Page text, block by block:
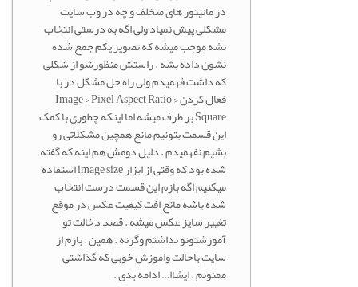
در مانیتور های منخلف و چه در وب سایت
مشکلی پیش نمیاد ولی اگه به درستی انتخاب
نشه موجب میشه که تصویر یکم جمع شده
نشون داده بشه . راستش منظورشو از شکلی
که داشت فهمیدم ولی راه حل مشکل در با
فعال کردن Image > Pixel Aspect Ratio >
Square بر طرف میشه اما اینکه چطوری با کمک
این قسمت بتونیم مانع همچین مشکلاتی رو
بشیم نفهمیدم . دلیل دومش هم اینه که گفته
شده بود که وقتی از ابزار image size استفاده
میکنیم اگه بازم این قسمت درست انتخاب
شده باشه مانع افت کیفیت عکس در موقع
تغییر سایز عکس میشه . قصد دخالت تو
آموزشتونو نداشتم وگرنه . همین . بازم از
سایت باحالت واموزش خوبی که گذاشتی
ممنونم . ایشاا… ادامه بدی .